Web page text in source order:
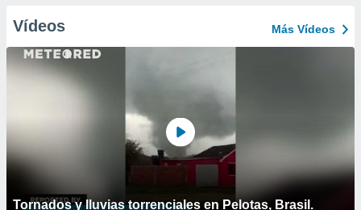
Vídeos Más Vídeos
Tornados y lluvias torrenciales en Pelotas, Brasil.